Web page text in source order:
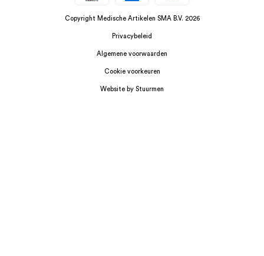
Copyright Medische Artikelen SMA B.V. 2026
Privacybeleid
Algemene voorwaarden
Cookie voorkeuren
Website by Stuurmen